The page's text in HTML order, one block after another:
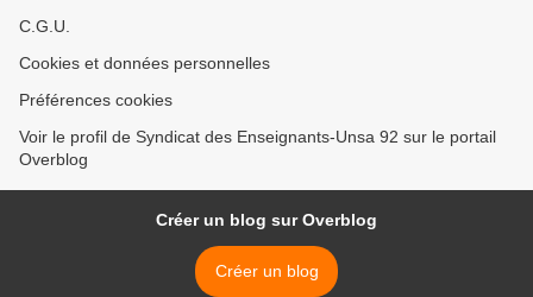
C.G.U.
Cookies et données personnelles
Préférences cookies
Voir le profil de Syndicat des Enseignants-Unsa 92 sur le portail
Overblog
Créer un blog sur Overblog
Créer un blog